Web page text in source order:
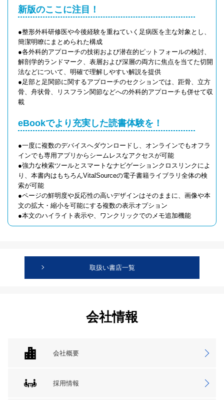
新版のここに注目！
●整形外科研修医や今後経験を重ねていく足病医を主な対象とし、
簡潔明瞭にまとめられた構成
●各外科的アプローチの技術および潜在的ピットフォールの検討、
解剖学的ランドマーク、表層および深層の両方に焦点を当てた切開
法などについて、明確で理解しやすい解説を提供
●足部と足関節に関するアプローチのセクションでは、距骨、立方
骨、舟状骨、リスフラン関節などへの外科的アプローチも併せて収
載
eBookでより充実した読書体験を！
●一度に複数のデバイスへダウンロードし、オンラインでもオフラ
インでも専用アプリからシームレスなアクセスが可能
●強力な検索ツールとスマートなナビゲーションクロスリンクによ
り、本書内はもちろんVitalSourceの電子書籍ライブラリ全体の検
索が可能
●ページの鮮明度や反応性の高いデザインはそのままに、画像や本
文の拡大・縮小を可能にする複数の表示オプション
●本文のハイライト表示や、ワンクリックでのメモ追加機能
取扱い書店一覧
会社情報
会社概要
採用情報